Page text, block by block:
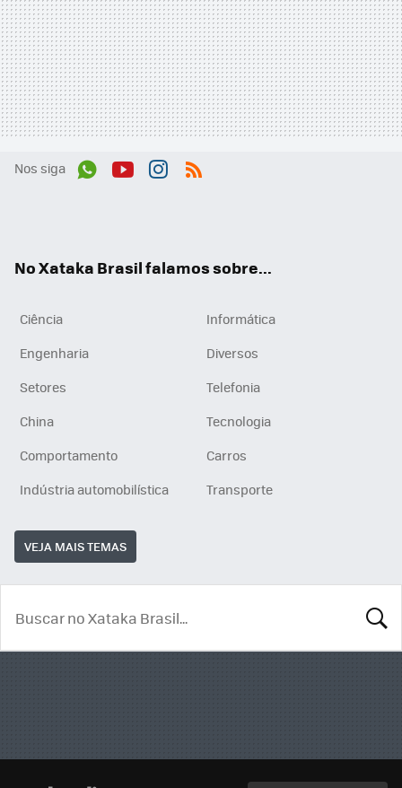
Nos siga
No Xataka Brasil falamos sobre...
Ciência
Informática
Engenharia
Diversos
Setores
Telefonia
China
Tecnologia
Comportamento
Carros
Indústria automobilística
Transporte
VEJA MAIS TEMAS